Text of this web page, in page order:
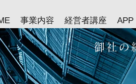
事業内容 経営者講座 APP
御社の